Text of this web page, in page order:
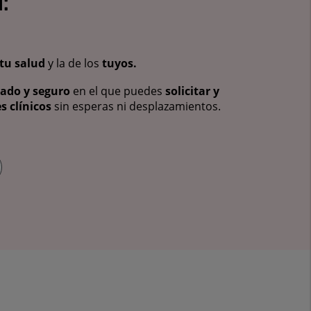
tu salud y la de los tuyos.
y seguro en el que puedes solicitar y
clínicos sin esperas ni desplazamientos.